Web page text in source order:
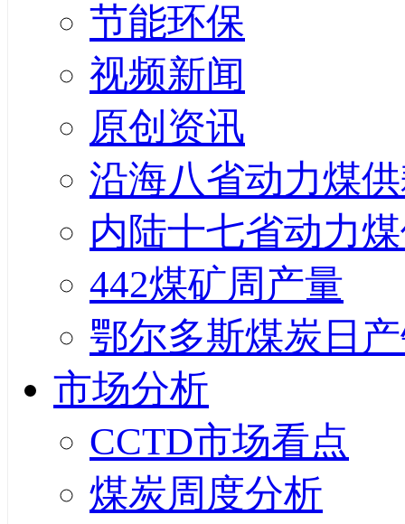
节能环保
视频新闻
原创资讯
沿海八省动力煤
内陆十七省动力
442煤矿周产量
鄂尔多斯煤炭日
市场分析
CCTD市场看点
煤炭周度分析